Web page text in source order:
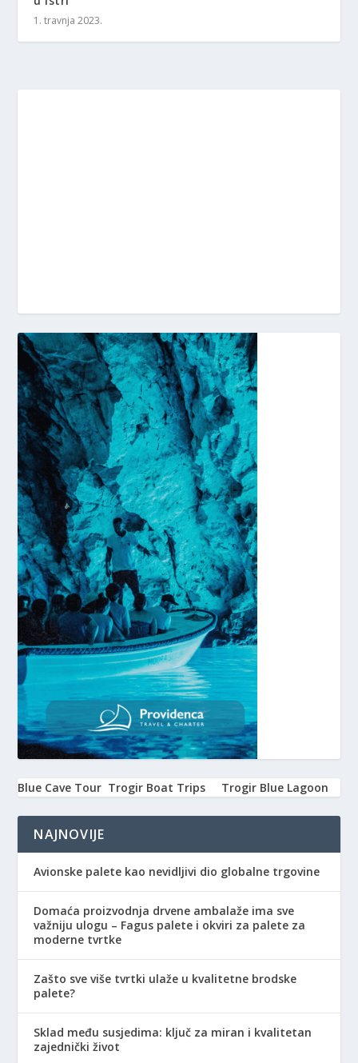
1. travnja 2023.
Blue Cave Tour Trogir Boat Trips Trogir Blue Lagoon
NAJNOVIJE
Avionske palete kao nevidljivi dio globalne trgovine
Domaća proizvodnja drvene ambalaže ima sve
važniju ulogu – Fagus palete i okviri za palete za
moderne tvrtke
Zašto sve više tvrtki ulaže u kvalitetne brodske
palete?
Sklad među susjedima: ključ za miran i kvalitetan
zajednički život